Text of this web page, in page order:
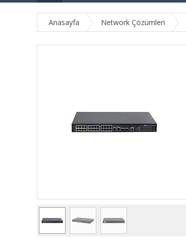
Anasayfa Network Çözümleri